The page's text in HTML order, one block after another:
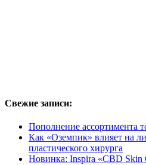
Свежие записи:
Пополнение ассортимента
Как «Оземпик» влияет на
пластического хирурга
Новинка: Inspira «CBD Skin